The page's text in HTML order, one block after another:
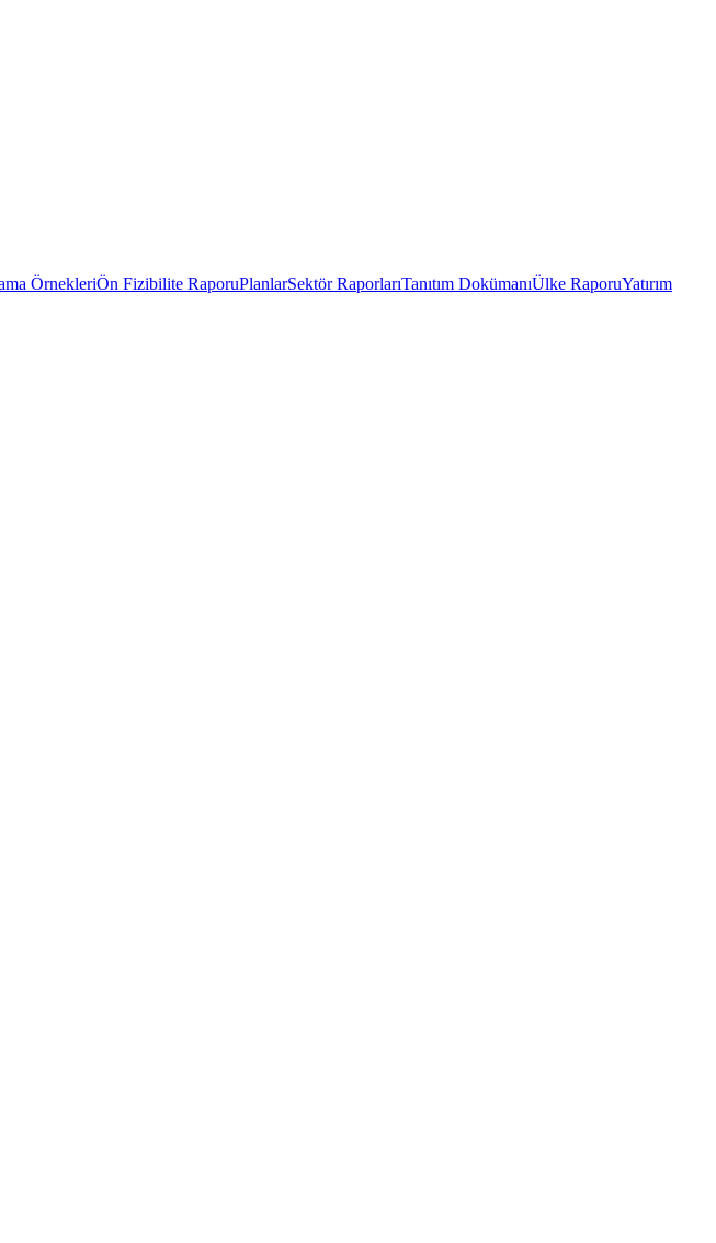
ÖrnekleriÖn Fizibilite RaporuPlanlarSektör RaporlarıTanıtım DokümanıÜlke RaporuYatırım